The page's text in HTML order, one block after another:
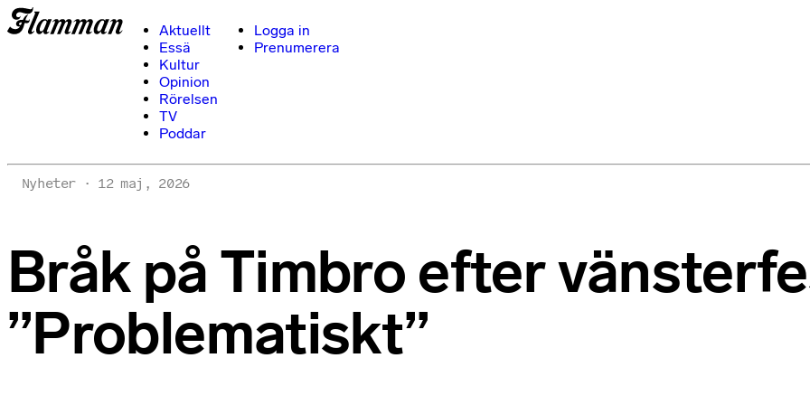
Aktuellt
Essä
Kultur
Opinion
Rörelsen
TV
Poddar
Logga in
Prenumerera
Nyheter 12 maj, 2026
Bråk på Timbro efter
”Problematiskt”